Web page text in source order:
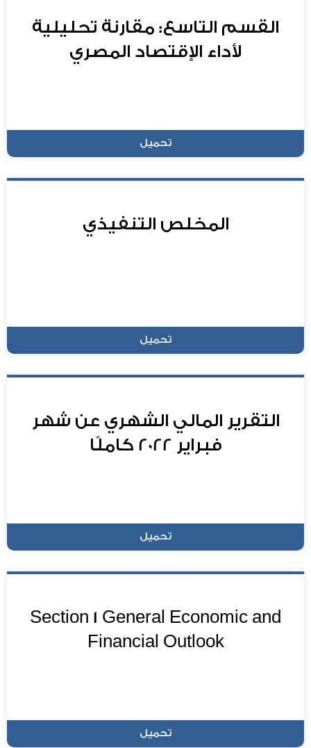
القسم التاسع: مقارنة تحليلية
لأداء الإقتصاد المصري
تحميل
المخلص التنفيذي
تحميل
التقرير المالي الشهري عن شهر
فبراير 2022 كاملًا
تحميل
Section 1 General Economic and
Financial Outlook
تحميل